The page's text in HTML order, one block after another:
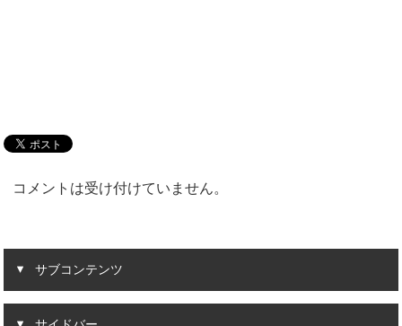
コメントは受け付けていません。
サブコンテンツ